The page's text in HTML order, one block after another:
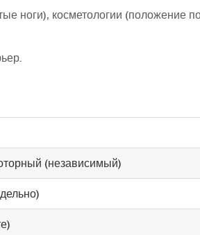
ноги), косметологии (положение
(независимый)